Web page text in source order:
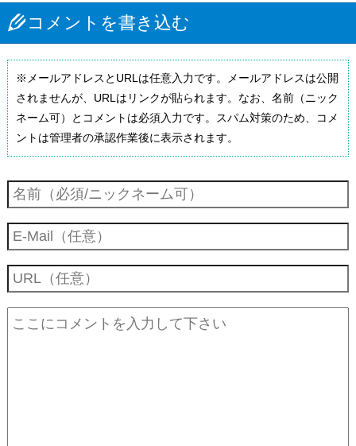
コメントを書き込む
※メールアドレスとURLは任意入力です。メールアドレスは公開
されませんが、URLはリンクが貼られます。なお、名前（ニック
ネーム可）とコメントは必須入力です。スパム対策のため、コメ
ントは管理者の承認作業後に表示されます。
スキューバダイビングとは
グ歴史
行